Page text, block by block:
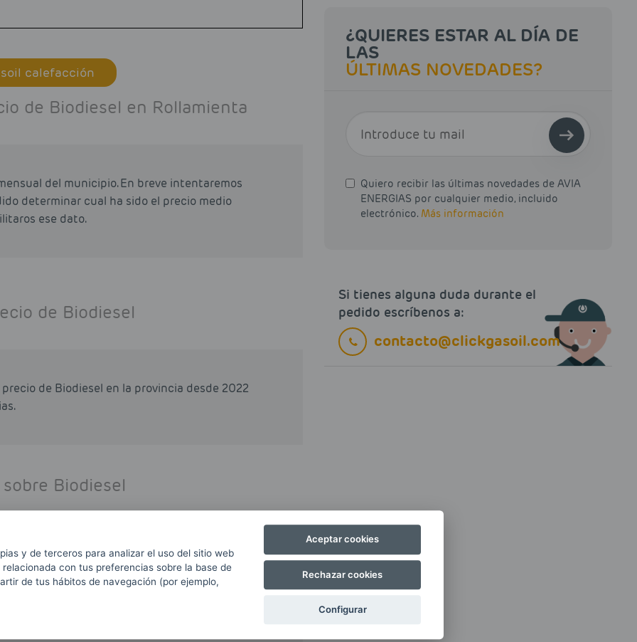
calefacción
de Biodiesel en Rollamienta
del municipio. En breve intentaremos
determinar cual ha sido el precio medio
ese dato.
de Biodiesel
de Biodiesel en la provincia desde 2022
Biodiesel
de grasas naturales como grasas animales o
industriales de esterificación y
total del petrodiésel o gasóleo obtenido a
de forma muy notable las emisiones
¿QUIERES ESTAR AL DÍA DE
LAS
ÚLTIMAS NOVEDADES?
Quiero recibir las últimas novedades de AVIA
ENERGIAS por cualquier medio, incluido
electrónico. Más información
Si tienes alguna duda durante el
pedido escríbenos a:
contacto@clickgasoil.com
y de terceros para analizar el uso del sitio web
con tus preferencias sobre la base de
de tus hábitos de navegación (por ejemplo,
Aceptar cookies
Rechazar cookies
Configurar